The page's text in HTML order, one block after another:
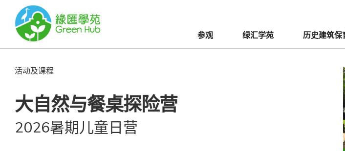
参观 绿汇学苑 历史建筑保
活动及课程
大自然与餐桌探险营
2026暑期儿童日营